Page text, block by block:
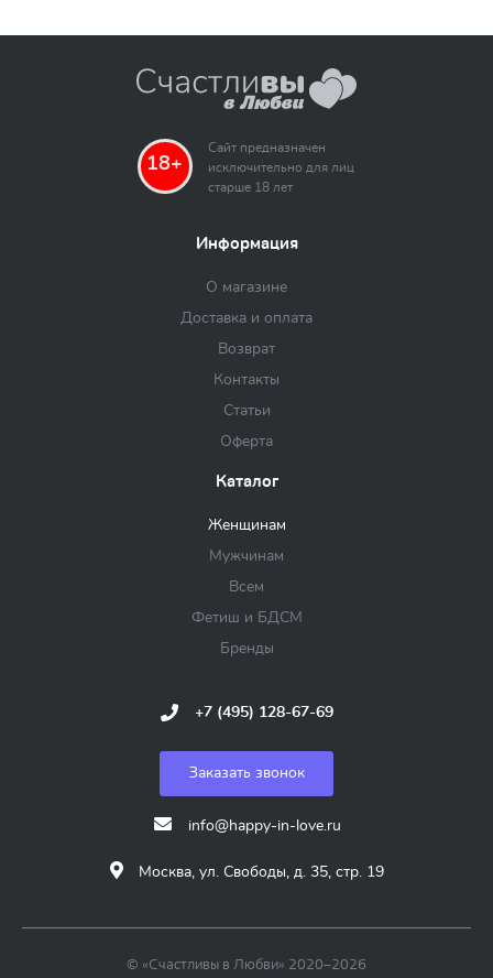
18+
Сайт предназначен
исключительно для лиц
старше 18 лет
Информация
О магазине
Доставка и оплата
Возврат
Контакты
Статьи
Оферта
Каталог
Женщинам
Мужчинам
Всем
Фетиш и БДСМ
Бренды
+7 (495) 128-67-69
Заказать звонок
info@happy-in-love.ru
Москва, ул. Свободы, д. 35, стр. 19
© «Счастливы в Любви» 2020–2026